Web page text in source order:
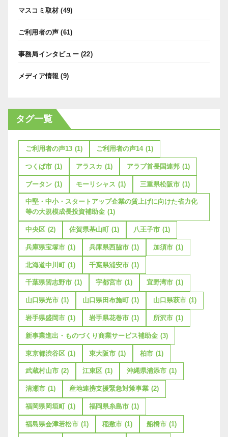
マスコミ取材 (49)
ご利用者の声 (61)
事務局インタビュー(22)
メディア情報 (9)
タグ一覧
ご利用者の声13 (1) ご利用者の声14 (1)
つくば市 (1) アラスカ (1) アラブ首長国連邦 (1)
ブータン (1) モーリシャス (1) 三重県松阪市 (1)
中堅・中小・スタートアップ企業の賃上げに向けた省力化
等の大規模成長投資補助金 (1)
中央区 (2) 佐賀県基山町 (1) 八王子市 (1)
兵庫県宝塚市 (1) 兵庫県西脇市 (1) 加須市 (1)
北海道中川町 (1) 千葉県浦安市 (1)
千葉県習志野市 (1) 宇都宮市 (1) 宜野湾市 (1)
山口県光市 (1) 山口県田布施町 (1) 山口県萩市 (1)
岩手県盛岡市 (1) 岩手県花巻市 (1) 所沢市 (1)
新事業進出・ものづくり商業サービス補助金 (3)
東京都渋谷区 (1) 東大阪市 (1) 柏市 (1)
武蔵村山市 (2) 江東区 (1) 沖縄県浦添市 (1)
清瀬市 (1) 産地連携支援緊急対策事業 (2)
福岡県岡垣町 (1) 福岡県糸島市 (1)
福島県会津若松市 (1) 稲敷市 (1) 船橋市 (1)